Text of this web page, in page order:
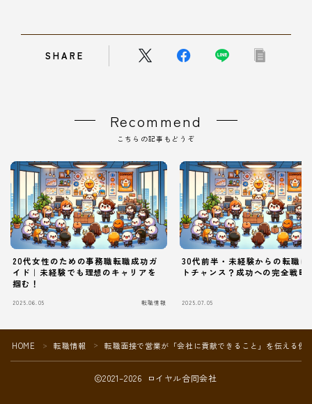
Follow Me
SHARE
Recommend
こちらの記事もどうぞ
20代女性のための事務職転職成功ガ
イド｜未経験でも理想のキャリアを
掴む！
2025.06.05 転職情報
30代前半・未経験からの転職は
トチャンス？成功への完全戦略
2025.07.05
HOME ＞ 転職情報 ＞ 転職面接で営業が「会社に貢献できること」を伝える例
2021–2026 ロイヤル合同会社